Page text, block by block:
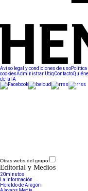
Aviso legal y condiciones de uso
cookiesAdministrar UtiqContacto
de la IA
Otras webs del grupo
Editorial y Medios
20minutos
La Información
Heraldo de Aragón